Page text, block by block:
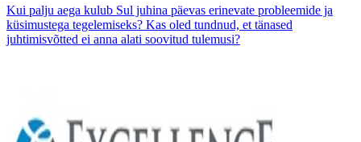
Kui palju aega kulub Sul juhina päevas erinevate probleemide ja
küsimustega tegelemiseks? Kas oled tundnud, et tänased
juhtimisvõtted ei anna alati soovitud tulemusi?